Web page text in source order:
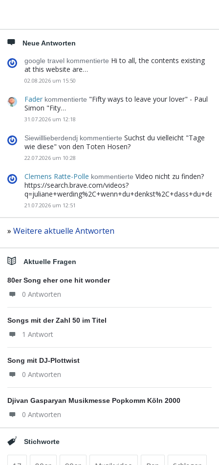
Neue Antworten
google travel kommentierte Hi to all, the contents existing
at this website are…
02.08.2026 um 15:50
Fader kommentierte "Fifty ways to leave your lover" - Paul
Simon "Fity…
31.07.2026 um 12:18
Siewilllieberdendj kommentierte Suchst du vielleicht "Tage
wie diese" von den Toten Hosen?
22.07.2026 um 10:28
Clemens Ratte-Polle kommentierte Video nicht zu finden?
https://search.brave.com/videos?
21.07.2026 um 12:51
» Weitere aktuelle Antworten
Aktuelle Fragen
80er Song eher one hit wonder
0 Antworten
Songs mit der Zahl 50 im Titel
1 Antwort
Song mit DJ-Plottwist
0 Antworten
Djivan Gasparyan Musikmesse Popkomm Köln 2000
0 Antworten
Stichworte